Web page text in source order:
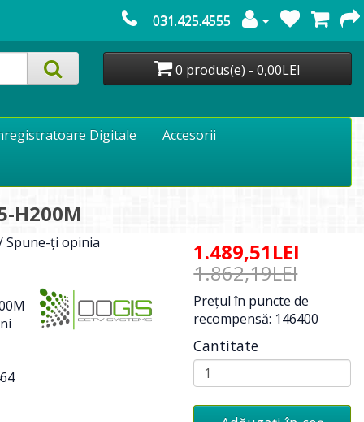
031.425.4555
0 produs(e) - 0,00LEI
Digitale Accesorii
H200M
Spune-ţi opinia 1.489,51LEI
1.862,19LEI
Preţul în puncte de
recompensă: 146400
Cantitate